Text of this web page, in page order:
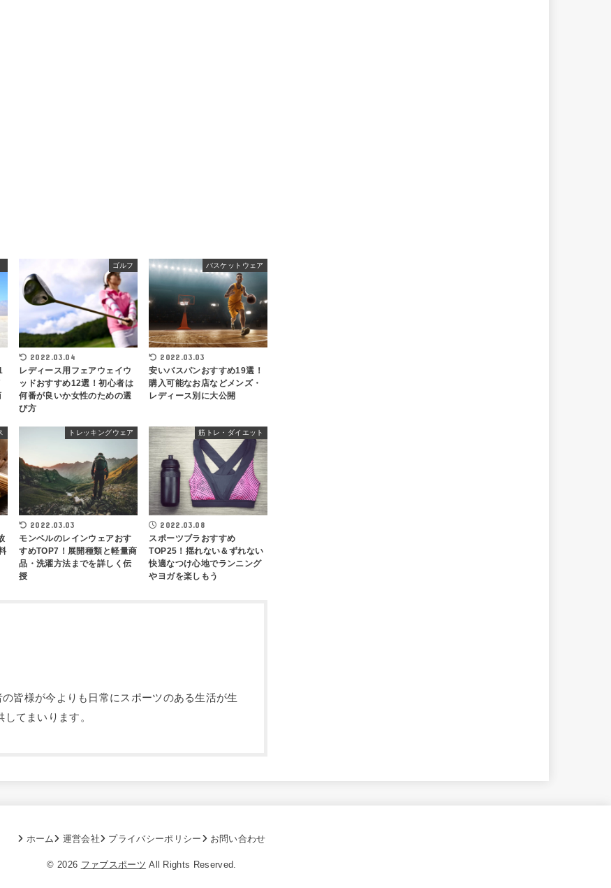
ゴルフ
2022.03.04
レディース用フェアウェイウ
ッドおすすめ12選！初心者は
何番が良いか女性のための選
び方
バスケットウェア
2022.03.03
安いバスパンおすすめ19選！
購入可能なお店などメンズ・
レディース別に大公開
トレッキングウェア
2022.03.03
モンベルのレインウェアおす
すめTOP7！展開種類と軽量商
品・洗濯方法までを詳しく伝
授
筋トレ・ダイエット
2022.03.08
スポーツブラおすすめ
TOP25！揺れない＆ずれない
快適なつけ心地でランニング
やヨガを楽しもう
皆様が今よりも日常にスポーツのある生活が生
てまいります。
ホーム 運営会社 プライバシーポリシー お問い合わせ
© 2026 ファブスポーツ All Rights Reserved.